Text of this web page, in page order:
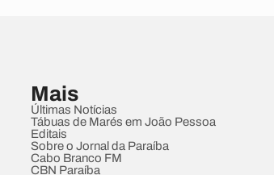
Mais
Últimas Notícias
Tábuas de Marés em João Pessoa
Editais
Sobre o Jornal da Paraíba
Cabo Branco FM
CBN Paraíba